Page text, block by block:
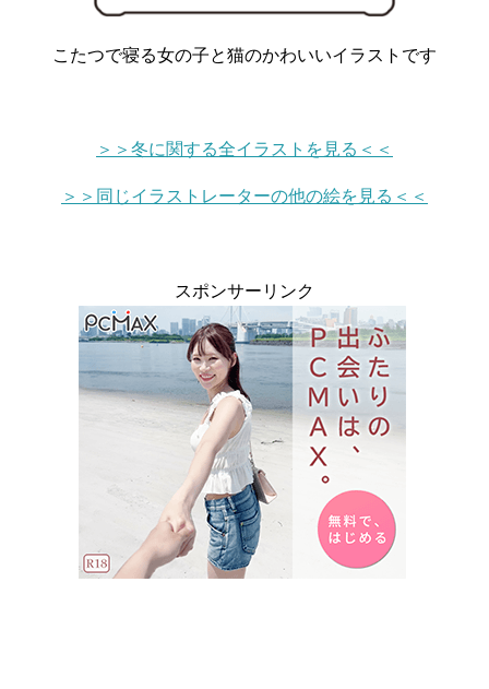
こたつで寝る女の子と猫のかわいいイラストです
＞＞冬に関する全イラストを見る＜＜
＞＞同じイラストレーターの他の絵を見る＜＜
スポンサーリンク